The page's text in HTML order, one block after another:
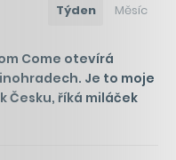
Týden Měsíc
Come otevírá
Je to moje
Česku, říká miláček